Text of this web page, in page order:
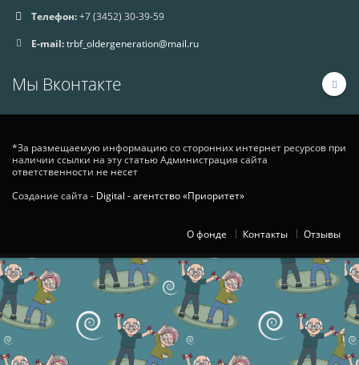
Телефон:+7 (3452) 30-39-59
E-mail:trbf_oldergeneration@mail.ru
Мы Вконтакте
*За размещаемую информацию со сторонних интернет ресурсов при
наличии ссылки на эту статью Администрация сайта
ответственности не несет
Создание сайта - Digital - агентство «Приоритет»
О фонде Контакты Отзывы